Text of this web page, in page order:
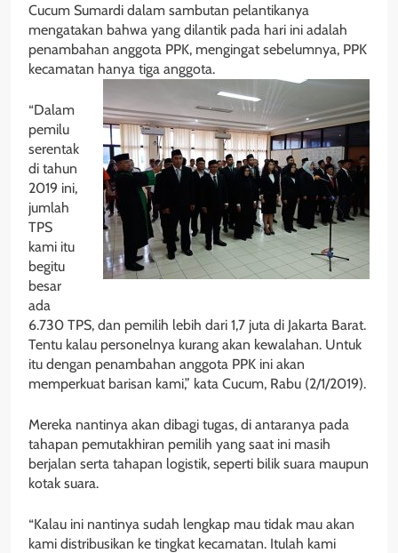
Cucum Sumardi dalam sambutan pelantikanya
mengatakan bahwa yang dilantik pada hari ini adalah
penambahan anggota PPK, mengingat sebelumnya, PPK
kecamatan hanya tiga anggota.
“Dalam
pemilu
serentak
di tahun
2019 ini,
jumlah
TPS
kami itu
begitu
besar
ada
6.730 TPS, dan pemilih lebih dari 1,7 juta di Jakarta Barat.
Tentu kalau personelnya kurang akan kewalahan. Untuk
itu dengan penambahan anggota PPK ini akan
memperkuat barisan kami,” kata Cucum, Rabu (2/1/2019).
Mereka nantinya akan dibagi tugas, di antaranya pada
tahapan pemutakhiran pemilih yang saat ini masih
berjalan serta tahapan logistik, seperti bilik suara maupun
kotak suara.
“Kalau ini nantinya sudah lengkap mau tidak mau akan
kami distribusikan ke tingkat kecamatan. Itulah kami